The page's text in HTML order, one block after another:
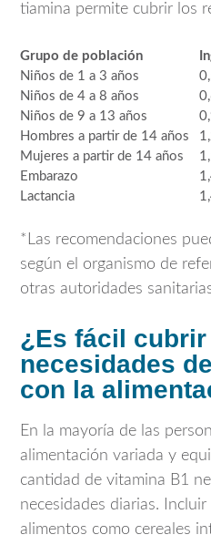
tiamina permite cubrir los
Grupo de población
Niños de 1 a 3 años
Niños de 4 a 8 años
Niños de 9 a 13 años
Hombres a partir de 14 años
Mujeres a partir de 14 años
Embarazo
Lactancia
*Las recomendaciones
según el organismo de
otras autoridades
¿Es fácil
necesidades
con la
En la mayoría de las
alimentación variada y
cantidad de vitamina B1
necesidades diarias.
alimentos como cereales